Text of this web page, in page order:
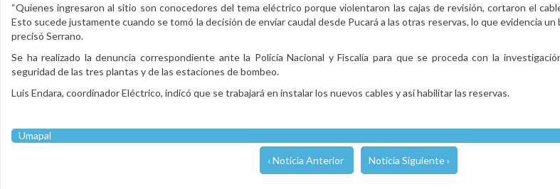
“Quienes ingresaron al sitio son conocedores del tema eléctrico porque violentaron las cajas de revisión, cortaron el
Esto sucede justamente cuando se tomó la decisión de enviar caudal desde Pucará a las otras reservas, lo que evidencia un
precisó Serrano.
Se ha realizado la denuncia correspondiente ante la Policía Nacional y Fiscalía para que se proceda con la
seguridad de las tres plantas y de las estaciones de bombeo.
Luis Endara, coordinador Eléctrico, indicó que se trabajará en instalar los nuevos cables y así habilitar las reservas.
Umapal
‹ Noticia Anterior Noticia Siguiente ›